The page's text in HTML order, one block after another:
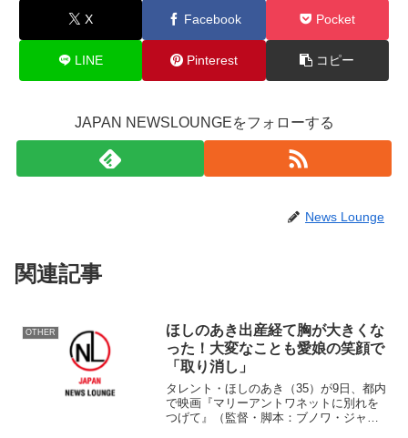
X Facebook Pocket
LINE Pinterest コピー
JAPAN NEWSLOUNGEをフォローする
News Lounge
関連記事
OTHER
ほしのあき出産経て胸が大きくな
った！大変なことも愛娘の笑顔で
「取り消し」
タレント・ほしのあき（35）が9日、都内
で映画『マリーアントワネットに別れを
つげて』（監督・脚本：ブノワ・ジャコ